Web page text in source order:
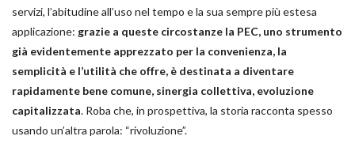
servizi, l’abitudine all’uso nel tempo e la sua sempre più estesa
applicazione: grazie a queste circostanze la PEC, uno strumento
già evidentemente apprezzato per la convenienza, la
semplicità e l’utilità che offre, è destinata a diventare
rapidamente bene comune, sinergia collettiva, evoluzione
capitalizzata. Roba che, in prospettiva, la storia racconta spesso
usando un’altra parola: “rivoluzione”.